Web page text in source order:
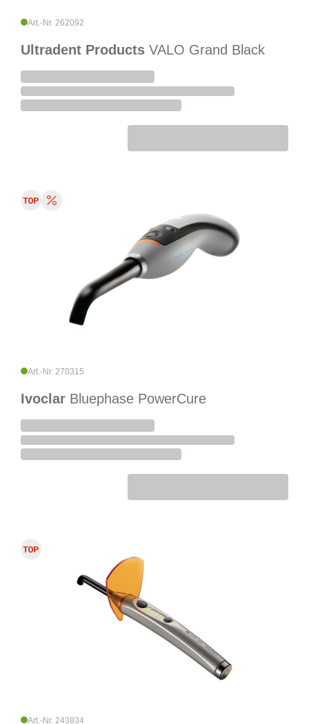
Art.-Nr. 262092
Ultradent Products VALO Grand Black
Art.-Nr. 270315
Ivoclar Bluephase PowerCure
Art.-Nr. 243834